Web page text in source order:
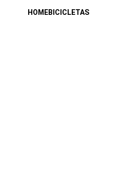
HOMEBICICLETAS